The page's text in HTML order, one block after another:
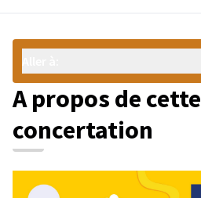
A propos de cette
concertation